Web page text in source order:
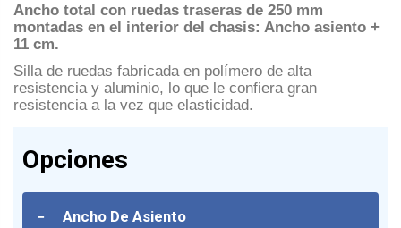
Ancho total con ruedas traseras de 250 mm
montadas en el interior del chasis: Ancho asiento +
11 cm.
Silla de ruedas fabricada en polímero de alta
resistencia y aluminio, lo que le confiera gran
resistencia a la vez que elasticidad.
Opciones
- Ancho De Asiento